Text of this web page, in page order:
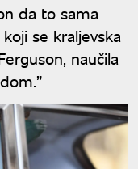
da to sama
se kraljevska
naučila